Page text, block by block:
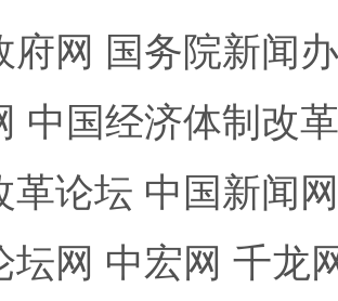
府网 国务院新闻
中国经济体制改
革论坛 中国新闻网
坛网 中宏网 千龙